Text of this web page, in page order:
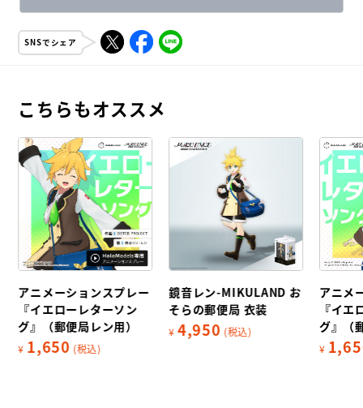
SNSでシェア
こちらもオススメ
アニメーションスプレー
『イエローレターソン
グ』（郵便局レン用）
¥ 1,650 (税込)
鏡音レン-MIKULAND お
そらの郵便局 衣装
¥ 4,950 (税込)
アニメ
『イ
グ』（
¥